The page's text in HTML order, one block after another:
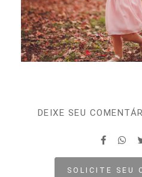
DEIXE SEU
SOLICITE SEU